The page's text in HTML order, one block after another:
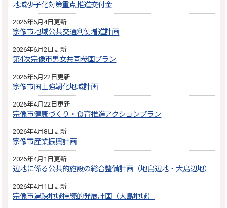
地域少子化対策重点推進交付金
2026年6月4日更新
宗像市地域公共交通利便増進計画
2026年6月2日更新
第4次宗像市男女共同参画プラン
2026年5月22日更新
宗像市国土強靭化地域計画
2026年4月22日更新
宗像市健康づくり・食育推進アクションプラン
2026年4月8日更新
宗像市産業振興計画
2026年4月1日更新
辺地に係る公共的施設の総合整備計画（地島辺地・大島辺地）
2026年4月1日更新
宗像市過疎地域持続的発展計画（大島地域）